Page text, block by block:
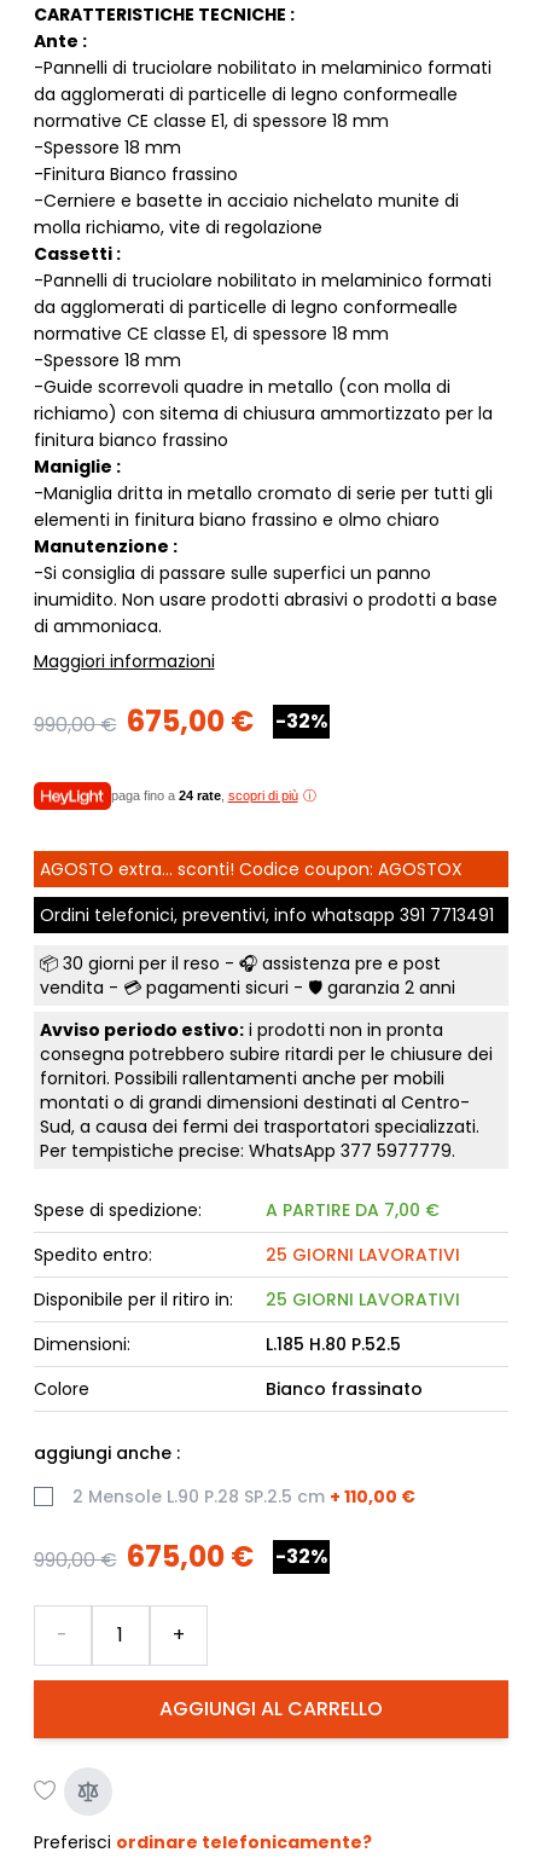
CARATTERISTICHE TECNICHE :
Ante :
-Pannelli di truciolare nobilitato in melaminico formati
da agglomerati di particelle di legno conformealle
normative CE classe E1, di spessore 18 mm
-Spessore 18 mm
-Finitura Bianco frassino
-Cerniere e basette in acciaio nichelato munite di
molla richiamo, vite di regolazione
Cassetti :
-Pannelli di truciolare nobilitato in melaminico formati
da agglomerati di particelle di legno conformealle
normative CE classe E1, di spessore 18 mm
-Spessore 18 mm
-Guide scorrevoli quadre in metallo (con molla di
richiamo) con sitema di chiusura ammortizzato per la
finitura bianco frassino
Maniglie :
-Maniglia dritta in metallo cromato di serie per tutti gli
elementi in finitura biano frassino e olmo chiaro
Manutenzione :
-Si consiglia di passare sulle superfici un panno
inumidito. Non usare prodotti abrasivi o prodotti a base
di ammoniaca.
Maggiori informazioni
990,00 € 675,00 € -32%
paga fino a 24 rate, scopri di più
AGOSTO extra... sconti! Codice coupon: AGOSTOX
Ordini telefonici, preventivi, info whatsapp 391 7713491
📦 30 giorni per il reso - 🎧 assistenza pre e post
vendita - 💳 pagamenti sicuri - 🛡️ garanzia 2 anni
Avviso periodo estivo:i prodotti non in pronta
consegna potrebbero subire ritardi per le chiusure dei
fornitori. Possibili rallentamenti anche per mobili
montati o di grandi dimensioni destinati al Centro-
Sud, a causa dei fermi dei trasportatori specializzati.
Per tempistiche precise: WhatsApp 377 5977779.
Spese di spedizione:
A PARTIRE DA 7,00 €
Spedito entro:
25 GIORNI LAVORATIVI
Disponibile per il ritiro in:
25 GIORNI LAVORATIVI
Dimensioni:
L.185 H.80 P.52.5
Colore
Bianco frassinato
aggiungi anche :
2 Mensole L.90 P.28 SP.2.5 cm + 110,00 €
990,00 € 675,00 € -32%
AGGIUNGI AL CARRELLO
- +
Preferisci ordinare telefonicamente?